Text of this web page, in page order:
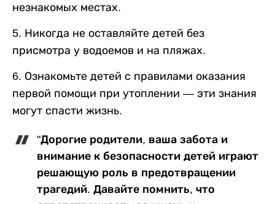
незнакомых местах.
5. Никогда не оставляйте детей без
присмотра у водоемов и на пляжах.
6. Ознакомьте детей с правилами оказания
первой помощи при утоплении — эти знания
могут спасти жизнь.
"Дорогие родители, ваша забота и
внимание к безопасности детей играют
решающую роль в предотвращении
трагедий. Давайте помнить, что